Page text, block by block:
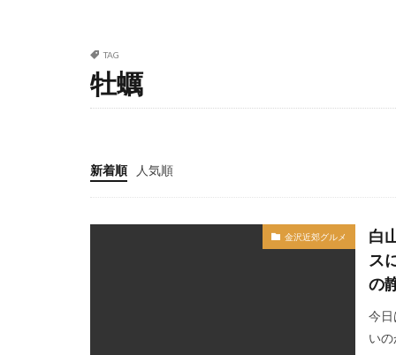
TAG
牡蠣
新着順 人気順
金沢近郊グルメ
白
ス
の
今
い